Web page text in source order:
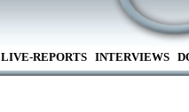
LIVE-REPORTS INTERVIEWS